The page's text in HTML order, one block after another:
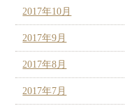
2017年10月
2017年9月
2017年8月
2017年7月